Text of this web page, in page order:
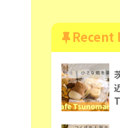
Recent